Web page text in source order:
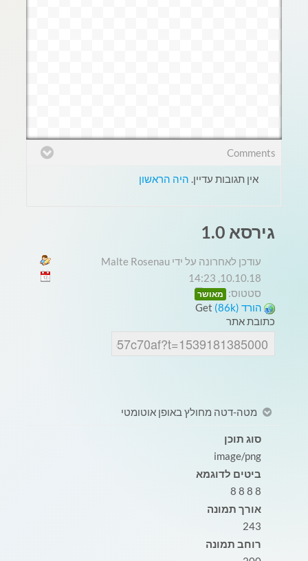
Comments
אין תגובות עדיין. היה הראשון
גירסא 1.0
עודכן לאחרונה על ידי Malte Rosenau
10.10.18, 14:23
סטטוס: מאושר
הורד (86k)
Get
כתובת אתר
מטה-דטה מחולץ באופן אוטומטי
סוג תוכן
image/png
ביטים לדוגמא
8 8 8 8
אורך תמונה
243
רוחב תמונה